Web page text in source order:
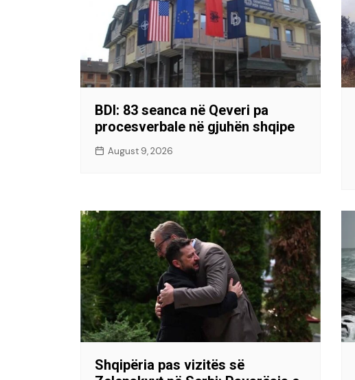
BDI: 83 seanca në Qeveri pa
procesverbale në gjuhën shqipe
August 9, 2026
Shqipëria pas vizitës së